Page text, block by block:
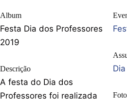
Album
Festa Dia dos Professores
2019
Descrição
A festa do Dia dos
Professores foi realizada